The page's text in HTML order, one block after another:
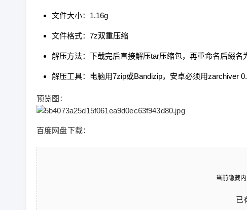
文件大小：1.16g
文件格式：7z双重压缩
解压方法：下载完后直接解压tar压缩包，再重命名后缀名
解压工具：电脑用7zip或Bandizip，安卓必须用zarchiver
预览图：
百度网盘下载：
当前隐藏
已